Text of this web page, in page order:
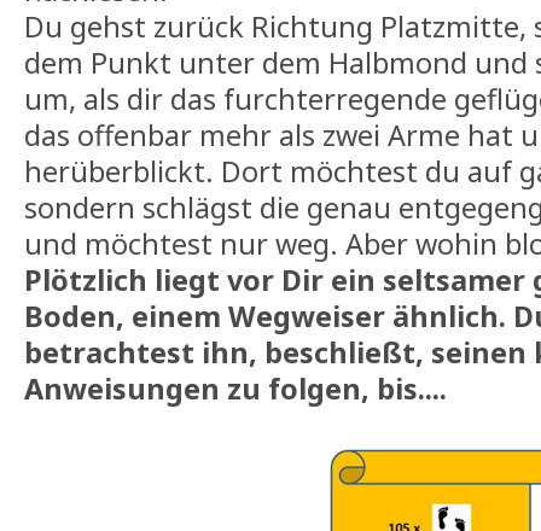
Du gehst zurück Richtung Platzmitte,
dem Punkt unter dem Halbmond und
um, als dir das furchterregende
das offenbar mehr als zwei Arme hat
herüberblickt. Dort möchtest du auf
sondern schlägst die genau
und möchtest nur weg. Aber wohin
Plötzlich liegt vor Dir ein seltsamer
Boden, einem Wegweiser ähnlich.
betrachtest ihn, beschließt, seinen
Anweisungen zu folgen, bis....